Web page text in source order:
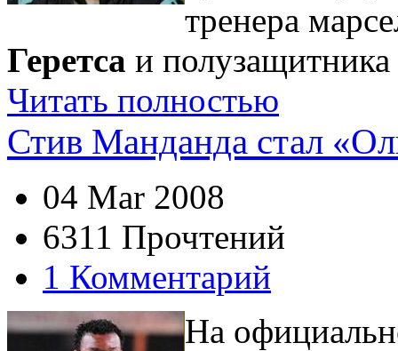
тренера
Геретса и полузащитника
Читать полностью
Стив Манданда стал
04 Mar 2008
6311 Прочтений
1 Комментарий
На